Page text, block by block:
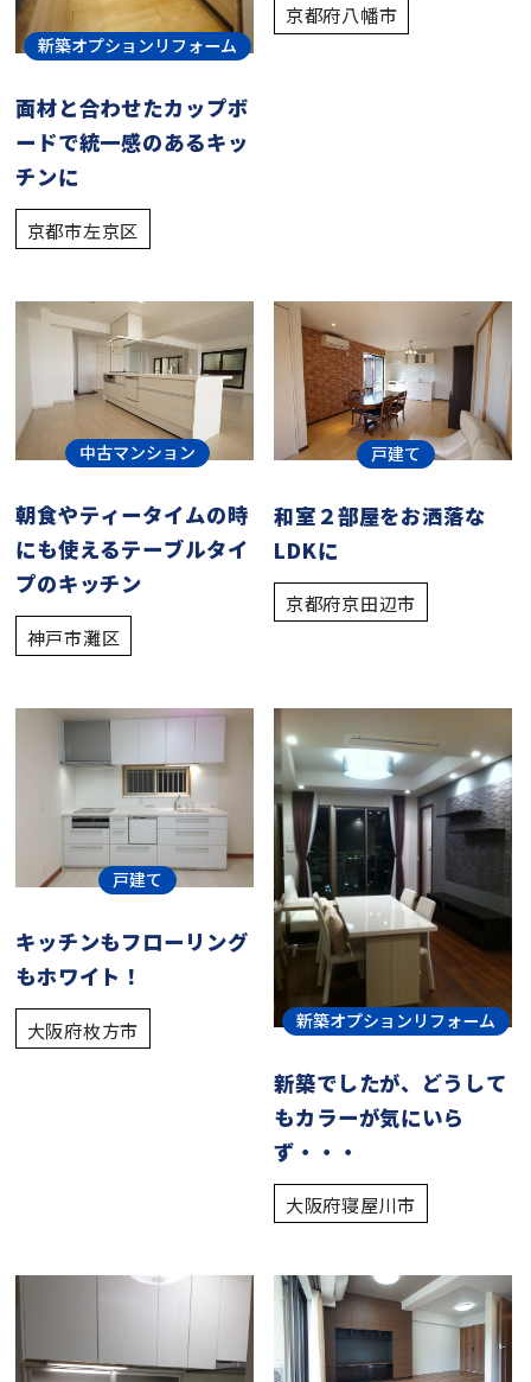
新築オプションリフォーム
面材と合わせたカップボ
ードで統一感のあるキッ
チンに
京都市左京区
京都府八幡市
中古マンション
朝食やティータイムの時
にも使えるテーブルタイ
プのキッチン
神戸市灘区
戸建て
和室２部屋をお洒落な
LDKに
京都府京田辺市
戸建て
キッチンもフローリング
もホワイト！
大阪府枚方市 新築オプションリフォーム
新築でしたが、どうして
もカラーが気にいら
ず・・・
大阪府寝屋川市